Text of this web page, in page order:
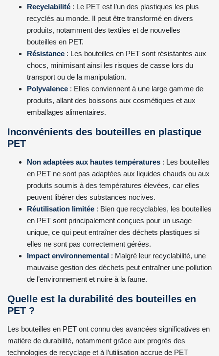
Recyclabilité : Le PET est l’un des plastiques les plus
recyclés au monde. Il peut être transformé en divers
produits, notamment des textiles et de nouvelles
bouteilles en PET.
Résistance : Les bouteilles en PET sont résistantes aux
chocs, minimisant ainsi les risques de casse lors du
transport ou de la manipulation.
Polyvalence : Elles conviennent à une large gamme de
produits, allant des boissons aux cosmétiques et aux
emballages alimentaires.
Inconvénients des bouteilles en plastique
PET
Non adaptées aux hautes températures : Les bouteilles
en PET ne sont pas adaptées aux liquides chauds ou aux
produits soumis à des températures élevées, car elles
peuvent libérer des substances nocives.
Réutilisation limitée : Bien que recyclables, les bouteilles
en PET sont principalement conçues pour un usage
unique, ce qui peut entraîner des déchets plastiques si
elles ne sont pas correctement gérées.
Impact environnemental : Malgré leur recyclabilité, une
mauvaise gestion des déchets peut entraîner une pollution
de l’environnement et nuire à la faune.
Quelle est la durabilité des bouteilles en
PET ?
Les bouteilles en PET ont connu des avancées significatives en
matière de durabilité, notamment grâce aux progrès des
technologies de recyclage et à l’utilisation accrue de PET